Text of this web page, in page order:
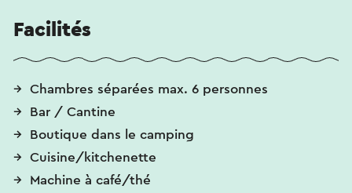
Facilités
Chambres séparées max. 6 personnes
Bar / Cantine
Boutique dans le camping
Cuisine/kitchenette
Machine à café/thé